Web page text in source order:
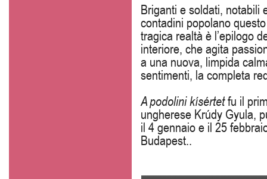
Briganti e soldati, notabili
contadini popolano
tragica realtà è l’epilogo
interiore, che agita
a una nuova, limpida
sentimenti, la completa
A podolini kísértetfu il
ungherese Krúdy Gyula,
il 4 gennaio e il 25
Budapest..